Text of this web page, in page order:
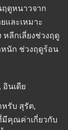
ฤดูหนาวจาก
และเหมาะ
หลีกเลี่ยงช่วงฤดู
นัก ช่วงฤดูร้อน
นเดีย
รับ สุรัต,
มีคุณค่าเกี่ยวกับ